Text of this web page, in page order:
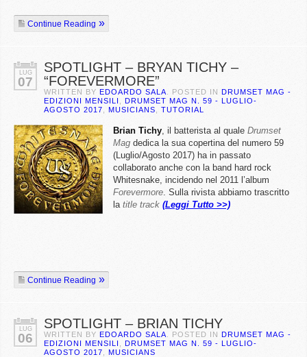
Continue Reading
LUG
07
SPOTLIGHT – BRYAN TICHY –
“FOREVERMORE”
WRITTEN BY EDOARDO SALA . POSTED IN DRUMSET MAG -
EDIZIONI MENSILI
DRUMSET MAG N. 59 - LUGLIO-
AGOSTO 2017
MUSICIANS TUTORIAL
Brian Tichy, il batterista al quale Drumset
Mag dedica la sua copertina del numero 59
(Luglio/Agosto 2017) ha in passato
collaborato anche con la band hard rock
Whitesnake, incidendo nel 2011 l’album
Forevermore. Sulla rivista abbiamo trascritto
la title track (Leggi Tutto >>)
Continue Reading
LUG
06
SPOTLIGHT – BRIAN TICHY
WRITTEN BY EDOARDO SALA . POSTED IN DRUMSET MAG -
EDIZIONI MENSILI
DRUMSET MAG N. 59 - LUGLIO-
AGOSTO 2017
MUSICIANS